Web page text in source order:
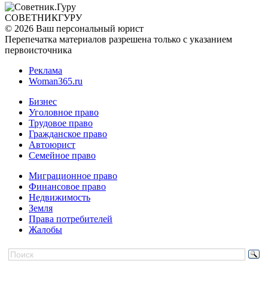
СОВЕТНИКГУРУ
© 2026 Ваш персональный юрист
Перепечатка материалов разрешена только с указанием
первоисточника
Реклама
Woman365.ru
Бизнес
Уголовное право
Трудовое право
Гражданское право
Автоюрист
Семейное право
Миграционное право
Финансовое право
Недвижимость
Земля
Права потребителей
Жалобы